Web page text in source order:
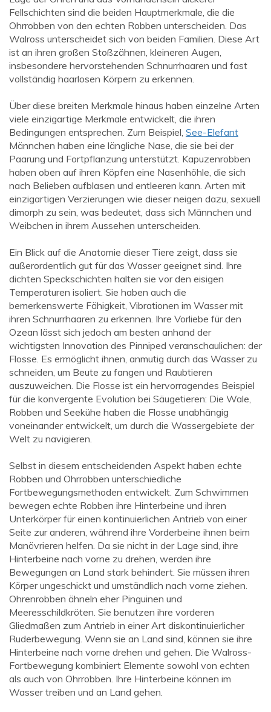
Fellschichten sind die beiden Hauptmerkmale, die die
Ohrrobben von den echten Robben unterscheiden. Das
Walross unterscheidet sich von beiden Familien. Diese Art
ist an ihren großen Stoßzähnen, kleineren Augen,
insbesondere hervorstehenden Schnurrhaaren und fast
vollständig haarlosen Körpern zu erkennen.
Über diese breiten Merkmale hinaus haben einzelne Arten
viele einzigartige Merkmale entwickelt, die ihren
Bedingungen entsprechen. Zum Beispiel, See-Elefant
Männchen haben eine längliche Nase, die sie bei der
Paarung und Fortpflanzung unterstützt. Kapuzenrobben
haben oben auf ihren Köpfen eine Nasenhöhle, die sich
nach Belieben aufblasen und entleeren kann. Arten mit
einzigartigen Verzierungen wie dieser neigen dazu, sexuell
dimorph zu sein, was bedeutet, dass sich Männchen und
Weibchen in ihrem Aussehen unterscheiden.
Ein Blick auf die Anatomie dieser Tiere zeigt, dass sie
außerordentlich gut für das Wasser geeignet sind. Ihre
dichten Speckschichten halten sie vor den eisigen
Temperaturen isoliert. Sie haben auch die
bemerkenswerte Fähigkeit, Vibrationen im Wasser mit
ihren Schnurrhaaren zu erkennen. Ihre Vorliebe für den
Ozean lässt sich jedoch am besten anhand der
wichtigsten Innovation des Pinniped veranschaulichen: der
Flosse. Es ermöglicht ihnen, anmutig durch das Wasser zu
schneiden, um Beute zu fangen und Raubtieren
auszuweichen. Die Flosse ist ein hervorragendes Beispiel
für die konvergente Evolution bei Säugetieren: Die Wale,
Robben und Seekühe haben die Flosse unabhängig
voneinander entwickelt, um durch die Wassergebiete der
Welt zu navigieren.
Selbst in diesem entscheidenden Aspekt haben echte
Robben und Ohrrobben unterschiedliche
Fortbewegungsmethoden entwickelt. Zum Schwimmen
bewegen echte Robben ihre Hinterbeine und ihren
Unterkörper für einen kontinuierlichen Antrieb von einer
Seite zur anderen, während ihre Vorderbeine ihnen beim
Manövrieren helfen. Da sie nicht in der Lage sind, ihre
Hinterbeine nach vorne zu drehen, werden ihre
Bewegungen an Land stark behindert. Sie müssen ihren
Körper ungeschickt und umständlich nach vorne ziehen.
Ohrenrobben ähneln eher Pinguinen und
Meeresschildkröten. Sie benutzen ihre vorderen
Gliedmaßen zum Antrieb in einer Art diskontinuierlicher
Ruderbewegung. Wenn sie an Land sind, können sie ihre
Hinterbeine nach vorne drehen und gehen. Die Walross-
Fortbewegung kombiniert Elemente sowohl von echten
als auch von Ohrrobben. Ihre Hinterbeine können im
Wasser treiben und an Land gehen.